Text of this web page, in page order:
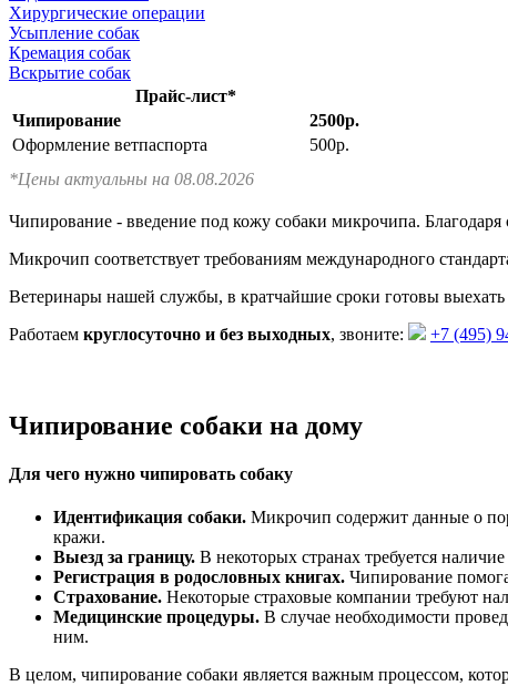
Хирургические операции
Усыпление собак
Кремация собак
Вскрытие собак
Прайс-лист*
Чипирование
2500р.
Оформление ветпаспорта
500р.
*Цены актуальны на 08.08.2026
Чипирование - введение под кожу собаки микрочипа.
Микрочип соответствует требованиям международного
Ветеринары нашей службы, в кратчайшие сроки готовы
Работаем круглосуточно и без выходных, звоните: +7 (495)
Чипирование собаки на дому
Для чего нужно чипировать собаку
Идентификация собаки. Микрочип содержит данные о
кражи.
Выезд за границу. В некоторых странах требуется
Регистрация в родословных книгах. Чипирование
Страхование. Некоторые страховые компании требуют
Медицинские процедуры. В случае необходимости
ним.
В целом, чипирование собаки является важным процессом,